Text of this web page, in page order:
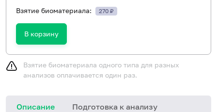
Взятие биоматериала: 270 ₽
В корзину
Взятие биоматериала одного типа для разных
анализов оплачивается один раз.
Описание Подготовка к анализу